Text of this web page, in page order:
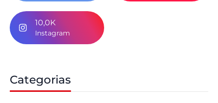
10,0K
Instagram
Categorias